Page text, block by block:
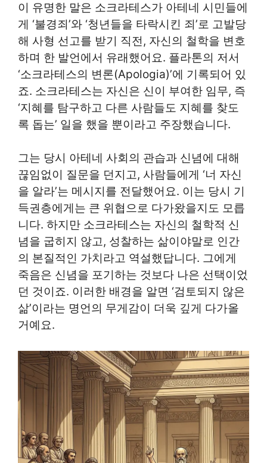
이 유명한 말은 소크라테스가 아테네 시민들에
게 ‘불경죄’와 ‘청년들을 타락시킨 죄’로 고발당
해 사형 선고를 받기 직전, 자신의 철학을 변호
하며 한 발언에서 유래했어요. 플라톤의 저서
‘소크라테스의 변론(Apologia)’에 기록되어 있
죠. 소크라테스는 자신은 신이 부여한 임무, 즉
‘지혜를 탐구하고 다른 사람들도 지혜를 찾도
록 돕는’ 일을 했을 뿐이라고 주장했습니다.
그는 당시 아테네 사회의 관습과 신념에 대해
끊임없이 질문을 던지고, 사람들에게 ‘너 자신
을 알라’는 메시지를 전달했어요. 이는 당시 기
득권층에게는 큰 위협으로 다가왔을지도 모릅
니다. 하지만 소크라테스는 자신의 철학적 신
념을 굽히지 않고, 성찰하는 삶이야말로 인간
의 본질적인 가치라고 역설했답니다. 그에게
죽음은 신념을 포기하는 것보다 나은 선택이었
던 것이죠. 이러한 배경을 알면 ‘검토되지 않은
삶’이라는 명언의 무게감이 더욱 깊게 다가올
거예요.